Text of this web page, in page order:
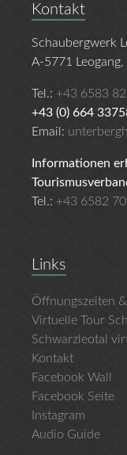
Kontakt
Schaubergwerk
A-5771
Tel.: +43 6583
+43 (0) 664
Email:
Informationen
Tel.: +43 6582
Links
Öffnungszeiten
Virtuelle Tour
Schwarzleotal
Kontakt
Facebook Wall
Facebook Seite
Instagram
Audio Guide